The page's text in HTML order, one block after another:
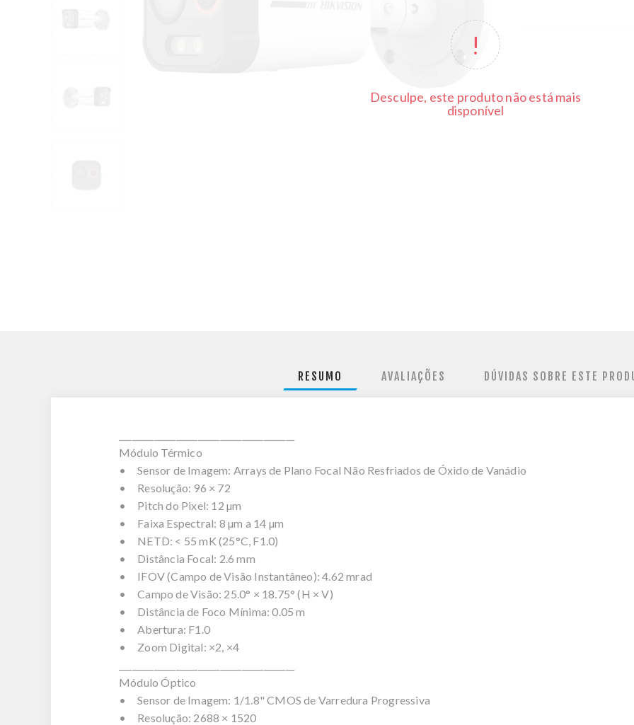
Desculpe, este produto não está mais
disponível
RESUMO AVALIAÇÕES DÚVIDAS SOBRE ESTE
Módulo Térmico
• Sensor de Imagem: Arrays de Plano Focal Não Resfriados de Óxido de Vanádio
• Resolução: 96 × 72
• Pitch do Pixel: 12 µm
• Faixa Espectral: 8 µm a 14 µm
• NETD: < 55 mK (25°C, F1.0)
• Distância Focal: 2.6 mm
• IFOV (Campo de Visão Instantâneo): 4.62 mrad
• Campo de Visão: 25.0° × 18.75° (H × V)
• Distância de Foco Mínima: 0.05 m
• Abertura: F1.0
• Zoom Digital: ×2, ×4
Módulo Óptico
• Sensor de Imagem: 1/1.8" CMOS de Varredura Progressiva
• Resolução: 2688 × 1520